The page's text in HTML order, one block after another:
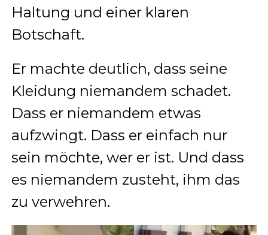
Haltung und einer klaren
Botschaft.
Er machte deutlich, dass seine
Kleidung niemandem schadet.
Dass er niemandem etwas
aufzwingt. Dass er einfach nur
sein möchte, wer er ist. Und dass
es niemandem zusteht, ihm das
zu verwehren.